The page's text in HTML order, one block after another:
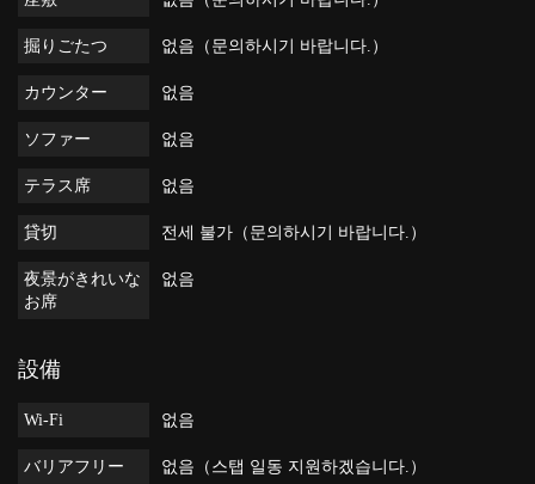
掘りごたつ 없음（문의하시기 바랍니다.）
カウンター 없음
ソファー 없음
テラス席 없음
貸切 전세 불가（문의하시기 바랍니다.）
夜景がきれいな
お席
없음
設備
Wi-Fi 없음
バリアフリー 없음（스탭 일동 지원하겠습니다.）